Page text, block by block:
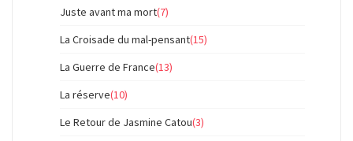
Juste avant ma mort(7)
La Croisade du mal-pensant(15)
La Guerre de France(13)
La réserve(10)
Le Retour de Jasmine Catou(3)